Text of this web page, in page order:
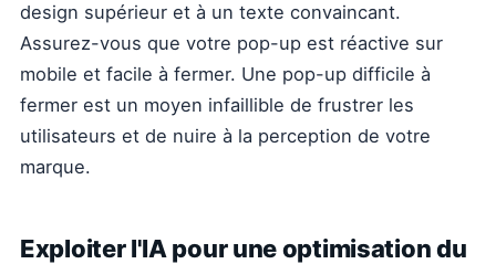
design supérieur et à un texte convaincant.
Assurez-vous que votre pop-up est réactive sur
mobile et facile à fermer. Une pop-up difficile à
fermer est un moyen infaillible de frustrer les
utilisateurs et de nuire à la perception de votre
marque.
Exploiter l'IA pour une optimisation du